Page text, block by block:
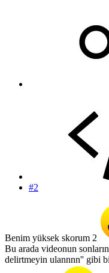
#2
Benim yüksek skorum 2
Bu arada videonun
delirtmeyin ulannnn'' gibi